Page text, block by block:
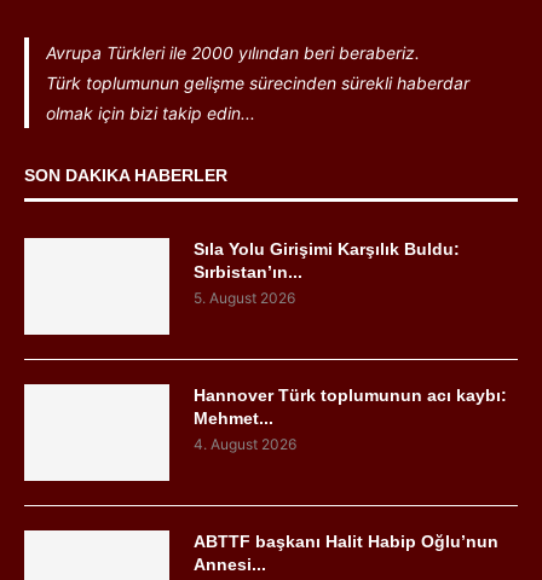
Avrupa Türkleri ile 2000 yılından beri beraberiz.
Türk toplumunun gelişme sürecinden sürekli haberdar
olmak için bizi takip edin...
SON DAKIKA HABERLER
Sıla Yolu Girişimi Karşılık Buldu:
Sırbistan’ın...
5. August 2026
Hannover Türk toplumunun acı kaybı:
Mehmet...
4. August 2026
ABTTF başkanı Halit Habip Oğlu’nun
Annesi...